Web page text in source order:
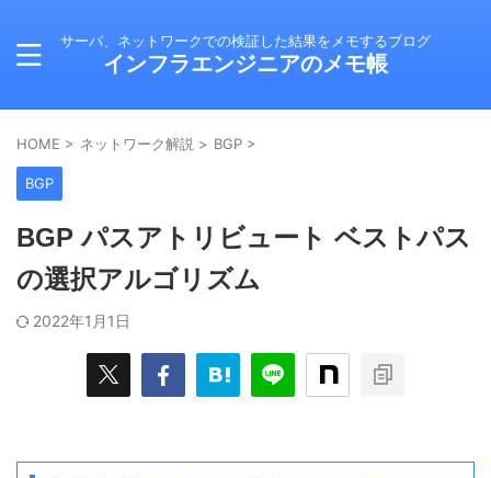
サーバ、ネットワークでの検証した結果をメモするブログ
インフラエンジニアのメモ帳
HOME > ネットワーク解説 > BGP >
BGP
BGP パスアトリビュート ベストパス
の選択アルゴリズム
2022年1月1日